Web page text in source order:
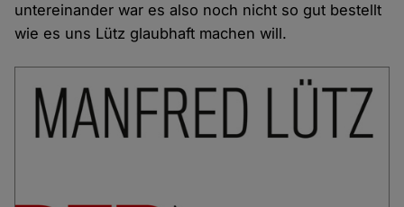
untereinander war es also noch nicht so gut bestellt
wie es uns Lütz glaubhaft machen will.